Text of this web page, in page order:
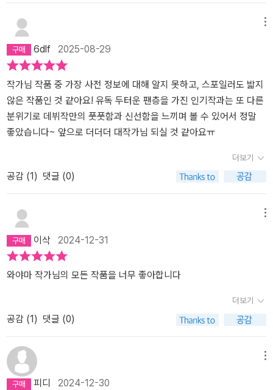
6dlf 2025-08-29
작가님 작품 중 가장 사전 정보에 대해 알지 못하고, 스포일러도 밟지
않은 작품인 것 같아요! 유독 두터운 팬층을 가진 인기작과는 또 다른
분위기로 데뷔작만의 풋풋함과 신선함을 느끼며 볼 수 있어서 정말
좋았습니다~ 앞으로 더더더 대작가님 되실 것 같아요ㅠ
더보기
공감 (1) 댓글 (0)
이삭 2024-12-31
와야마 작가님의 모든 작품을 너무 좋아합니다
더보기
공감 (1 ) 댓글 (0)
피디 2024-12-30